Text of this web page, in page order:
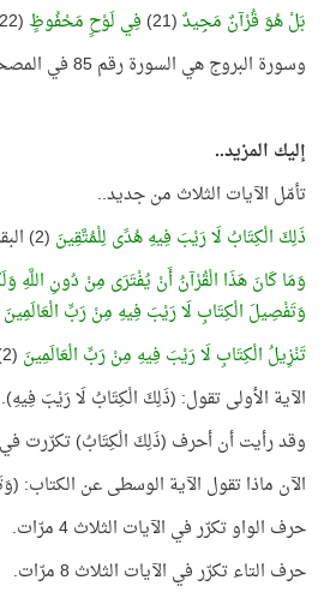
بَلْ هُوَ قُرْآنٌ مَجِيدٌ(21) فِي لَوْحٍ مَحْفُوظٍ(22) البروج
وسورة البروج هي السورة رقم 85 في المصحف!
إليك المزيد..
تأمّل الآيات الثلاث من جديد..
ذَلِكَ الْكِتَابُ لَا رَيْبَ فِيهِ هُدًى لِلْمُتَّقِينَ (2) البقرة
وَمَا كَانَ هَذَا الْقُرْآنُ أَنْ يُفْتَرَى مِنْ دُونِ اللَّهِ
وَتَفْصِيلَ الْكِتَابِ لَا رَيْبَ فِيهِ مِنْ رَبِّ الْعَالَمِينَ
تَنْزِيلُ الْكِتَابِ لَا رَيْبَ فِيهِ مِنْ رَبِّ الْعَالَمِينَ (2) السجدة
الآية الأولى تقول: (ذَلِكَ الْكِتَابُ لَا رَيْبَ
وقد رأيت أن أحرف (ذَلِكَ الْكِتَابُ) تكرّرت في
الآن ماذا تقول الآية الوسطى عن الكتاب:
حرف الواو تكرّر في الآيات الثلاث 4 مرّات.
حرف التاء تكرّر في الآيات الثلاث 8 مرّات.